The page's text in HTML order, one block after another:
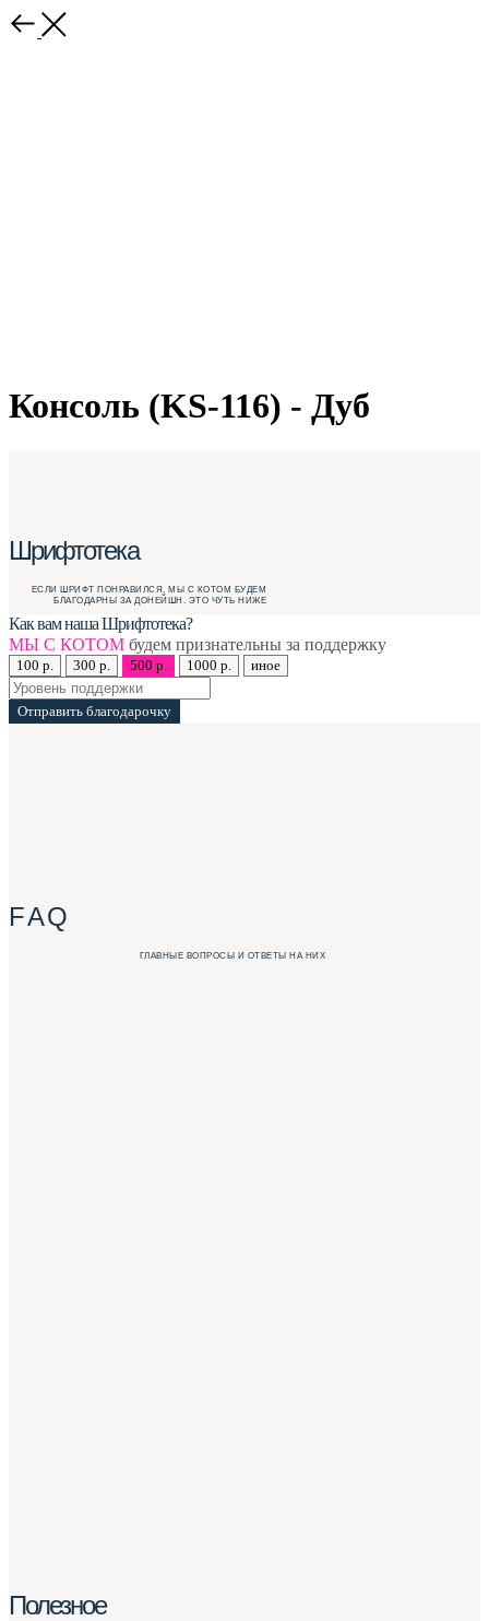
Консоль (KS-116) - Дуб
Шрифтотека
ЕСЛИ ШРИФТ ПОНРАВИЛСЯ, МЫ С КОТОМ БУДЕМ
БЛАГОДАРНЫ ЗА ДОНЕЙШН. ЭТО ЧУТЬ НИЖЕ
Как вам наша Шрифтотека?
МЫ С КОТОМ будем признательны за поддержку
100 р. 300 р. 500 р. 1000 р. иное
Отправить благодарочку
F A Q
ГЛАВНЫЕ ВОПРОСЫ И ОТВЕТЫ НА НИХ
Полезное